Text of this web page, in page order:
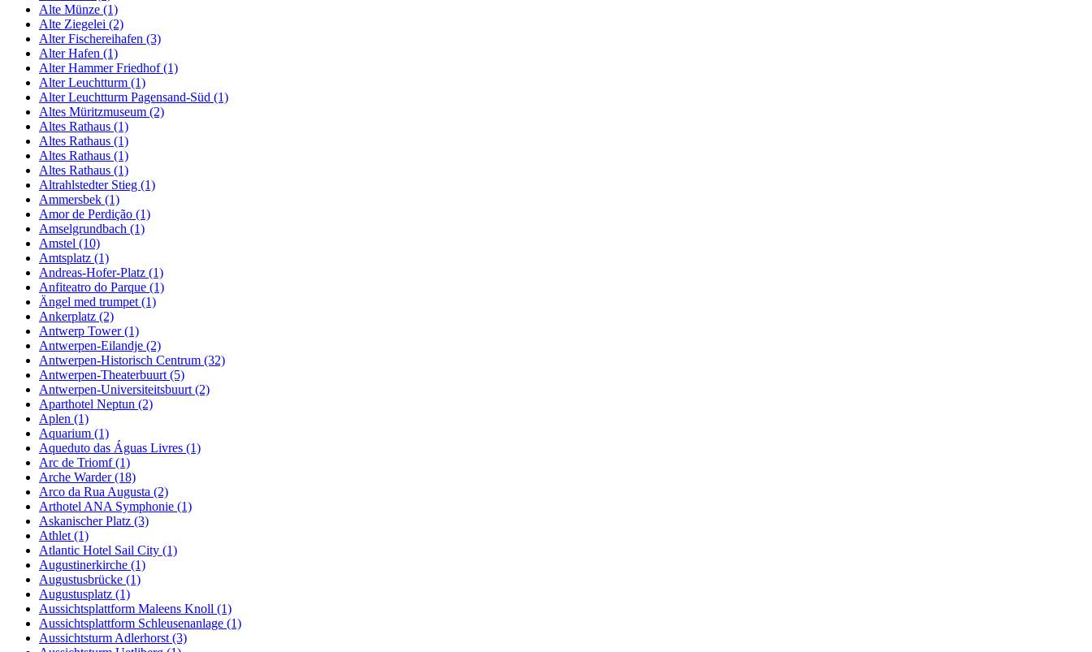
Alte Münze (1)
Alte Ziegelei (2)
Alter Fischereihafen (3)
Alter Hafen (1)
Alter Hammer Friedhof (1)
Alter Leuchtturm (1)
Alter Leuchtturm Pagensand-Süd (1)
Altes Müritzmuseum (2)
Altes Rathaus (1)
Altes Rathaus (1)
Altes Rathaus (1)
Altes Rathaus (1)
Altrahlstedter Stieg (1)
Ammersbek (1)
Amor de Perdição (1)
Amselgrundbach (1)
Amstel (10)
Amtsplatz (1)
Andreas-Hofer-Platz (1)
Anfiteatro do Parque (1)
Ängel med trumpet (1)
Ankerplatz (2)
Antwerp Tower (1)
Antwerpen-Eilandje (2)
Antwerpen-Historisch Centrum (32)
Antwerpen-Theaterbuurt (5)
Antwerpen-Universiteitsbuurt (2)
Aparthotel Neptun (2)
Aplen (1)
Aquarium (1)
Aqueduto das Águas Livres (1)
Arc de Triomf (1)
Arche Warder (18)
Arco da Rua Augusta (2)
Arthotel ANA Symphonie (1)
Askanischer Platz (3)
Athlet (1)
Atlantic Hotel Sail City (1)
Augustinerkirche (1)
Augustusbrücke (1)
Augustusplatz (1)
Aussichtsplattform Maleens Knoll (1)
Aussichtsplattform Schleusenanlage (1)
Aussichtsturm Adlerhorst (3)